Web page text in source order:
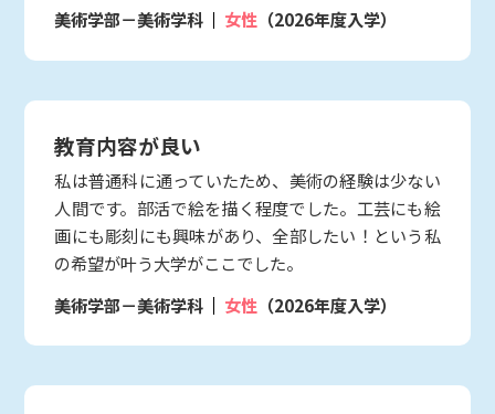
美術学部－美術学科
女性 （2026年度入学）
教育内容が良い
私は普通科に通っていたため、美術の経験は少ない
人間です。部活で絵を描く程度でした。工芸にも絵
画にも彫刻にも興味があり、全部したい！という私
の希望が叶う大学がここでした。
美術学部－美術学科
女性 （2026年度入学）